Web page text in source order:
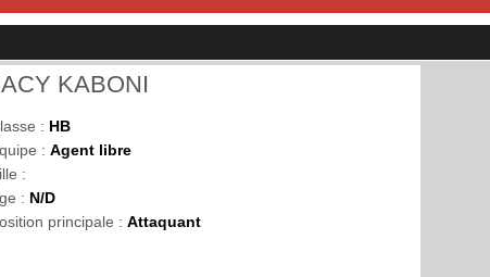
KABONI
: HB
: Agent libre
:
: N/D
principale : Attaquant